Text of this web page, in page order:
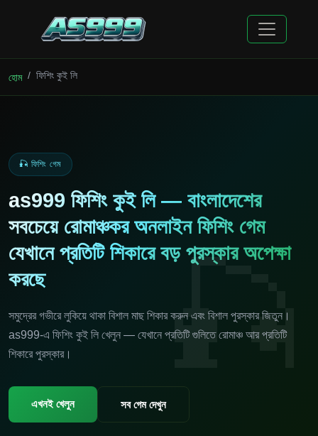
হোম ফিশিং কুই লি
🎣 ফিশিং গেম
as999 ফিশিং কুই লি — বাংলাদেশের
সবচেয়ে রোমাঞ্চকর অনলাইন ফিশিং গেম
যেখানে প্রতিটি শিকারে বড় পুরস্কার অপেক্ষা
করছে
সমুদ্রের গভীরে লুকিয়ে থাকা বিশাল মাছ শিকার করুন এবং বিশাল পুরস্কার জিতুন।
as999-এ ফিশিং কুই লি খেলুন — যেখানে প্রতিটি গুলিতে রোমাঞ্চ আর প্রতিটি
শিকারে পুরস্কার।
এখনই খেলুন সব গেম দেখুন